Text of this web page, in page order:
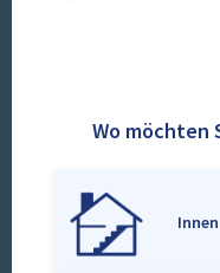
Wo möchten
Innen